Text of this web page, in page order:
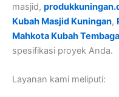
masjid,
Kubah Masjid Kuningan,
Mahkota Kubah Tembaga
spesifikasi proyek Anda.
Layanan kami meliputi: